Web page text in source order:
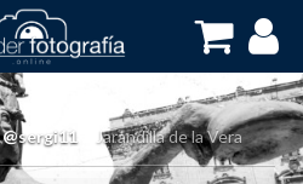
@sergi11 Jarandilla de la Vera